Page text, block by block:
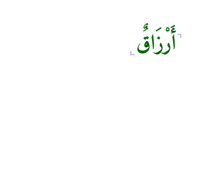
أَرْزَاقٌ